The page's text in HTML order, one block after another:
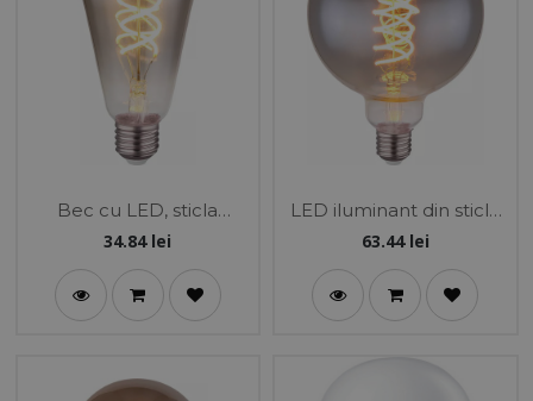
Bec cu LED, sticla
fumurie, reglabil incl. 1x
220lm 2000K
34.84lei
LED iluminant din sticla
fumurie, reglabilincl. 1x
2000K
63.44lei